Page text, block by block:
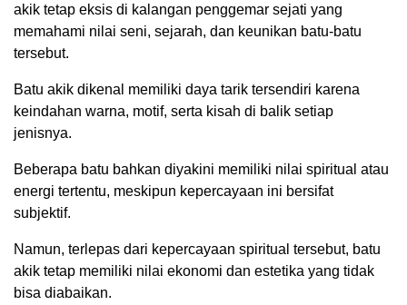
akik tetap eksis di kalangan penggemar sejati yang
memahami nilai seni, sejarah, dan keunikan batu-batu
tersebut.
Batu akik dikenal memiliki daya tarik tersendiri karena
keindahan warna, motif, serta kisah di balik setiap
jenisnya.
Beberapa batu bahkan diyakini memiliki nilai spiritual atau
energi tertentu, meskipun kepercayaan ini bersifat
subjektif.
Namun, terlepas dari kepercayaan spiritual tersebut, batu
akik tetap memiliki nilai ekonomi dan estetika yang tidak
bisa diabaikan.